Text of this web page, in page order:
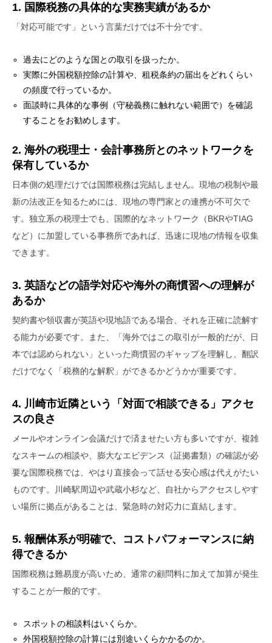
1. 国際税務の具体的な実務実績があるか
「対応可能です」という言葉だけでは不十分です。
過去にどのような国との取引を扱ったか。
実際に外国税額控除の計算や、租税条約の届出をどれくらい
の頻度で行っているか。
面談時に具体的な事例（守秘義務に触れない範囲で）を確認
することをお勧めします。
2. 海外の税理士・会計事務所とのネットワークを
保有しているか
日本側の処理だけでは国際税務は完結しません。現地の税制や最
新の法改正を知るためには、現地の専門家との連携が不可欠で
す。独立系の税理士でも、国際的なネットワーク（BKRやTIAG
など）に加盟している事務所であれば、迅速に現地の情報を収集
できます。
3. 英語などの語学対応や海外の商慣習への理解が
あるか
契約書や領収書が英語や現地語である場合、それを正確に読解す
る能力が必要です。また、「海外ではこの取引が一般的だが、日
本では認められない」といった商慣習のギャップを理解し、翻訳
だけでなく「税務的な解釈」ができるかどうかが重要です。
4. 川崎市近隣という「対面で相談できる」アクセ
スの良さ
メールやオンライン会議だけで済ませたい方も多いですが、複雑
なスキームの相談や、膨大なエビデンス（証拠書類）の確認が必
要な国際税務では、やはり直接会って話せる安心感は代えがたい
ものです。川崎駅周辺や武蔵小杉など、自社からアクセスしやす
い場所に拠点があることは、緊急時の対応力に直結します。
5. 報酬体系が明確で、コストパフォーマンスに納
得できるか
国際税務は難易度が高いため、通常の顧問料に加えて加算が発生
することが一般的です。
スポットの相談料はいくらか。
外国税額控除の計算には別途いくらかかるのか。